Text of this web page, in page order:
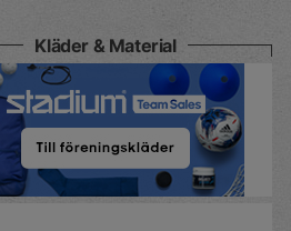
Kläder & Material